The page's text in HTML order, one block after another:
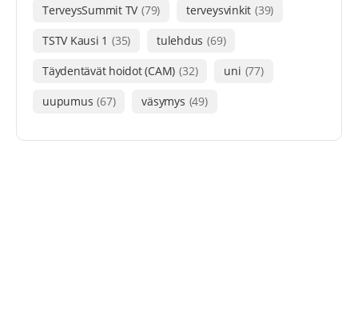
TerveysSummit TV (79) terveysvinkit (39)
TSTV Kausi 1 (35) tulehdus (69)
Täydentävät hoidot (CAM) (32) uni (77)
uupumus (67) väsymys (49)